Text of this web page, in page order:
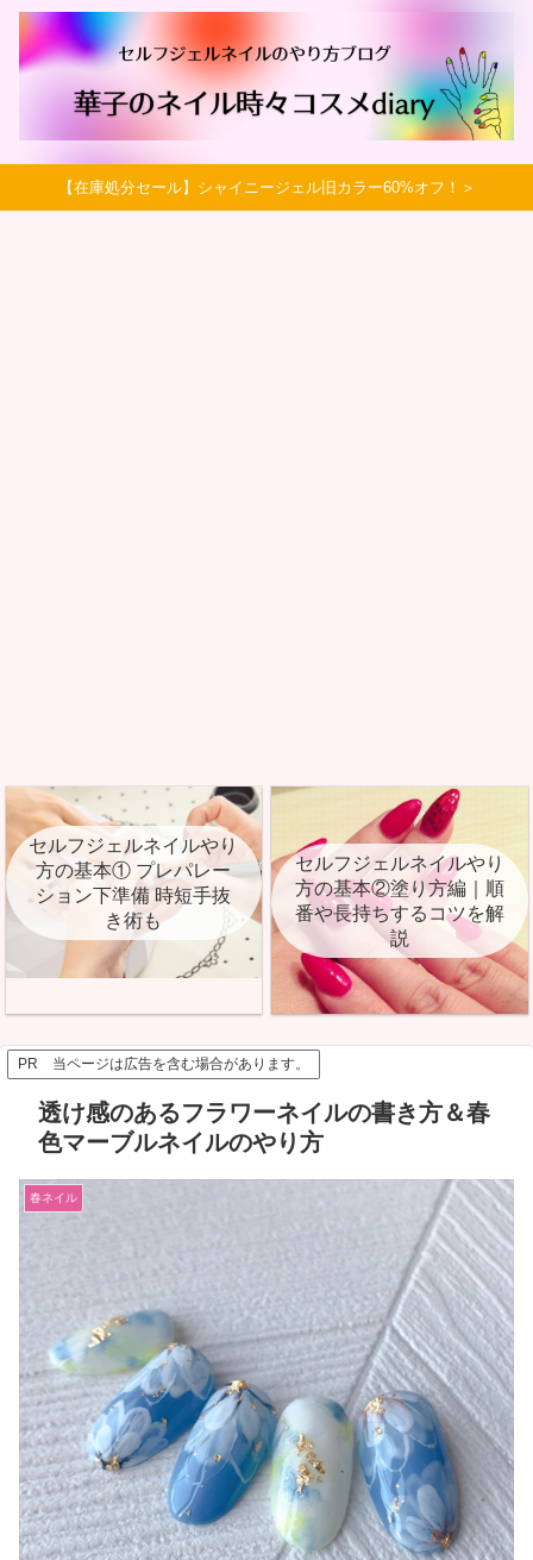
【在庫処分セール】シャイニージェル旧カラー60%オフ！＞
セルフジェルネイルやり
方の基本① プレパレー
ション下準備 時短手抜
き術も
セルフジェルネイルやり
方の基本②塗り方編｜順
番や長持ちするコツを解
説
PR 当ページは広告を含む場合があります。
透け感のあるフラワーネイルの書き方＆春
色マーブルネイルのやり方
春ネイル